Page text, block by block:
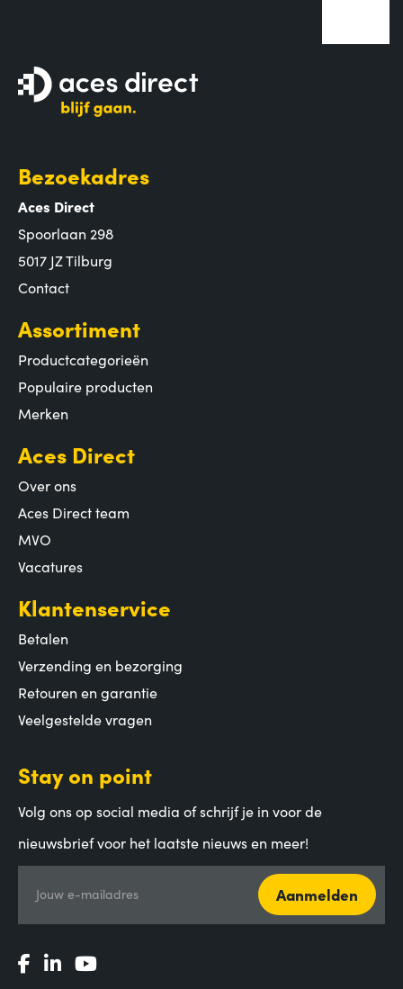
Bezoekadres
Aces Direct
Spoorlaan 298
5017 JZ Tilburg
Contact
Assortiment
Productcategorieën
Populaire producten
Merken
Aces Direct
Over ons
Aces Direct team
MVO
Vacatures
Klantenservice
Betalen
Verzending en bezorging
Retouren en garantie
Veelgestelde vragen
Stay on point
Volg ons op social media of schrijf je in voor de
nieuwsbrief voor het laatste nieuws en meer!
Jouw e-mailadres Aanmelden